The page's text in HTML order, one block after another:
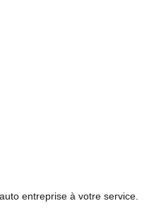
entreprise à votre service.